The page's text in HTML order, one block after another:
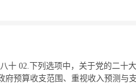
十 02.下列选项中，关于党的二十
预算收支范围、重视收入预测与